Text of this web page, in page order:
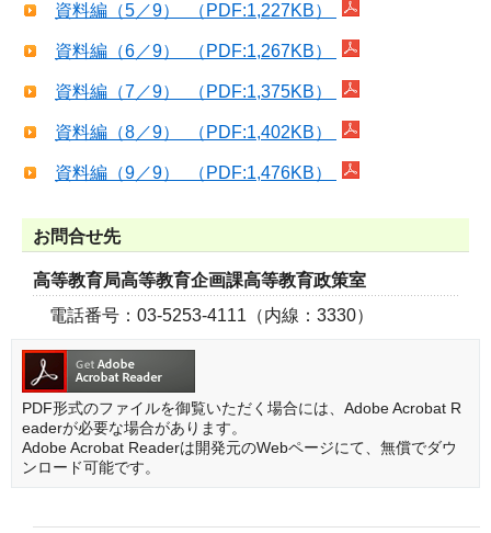
資料編（5／9） （PDF:1,227KB）
資料編（6／9） （PDF:1,267KB）
資料編（7／9） （PDF:1,375KB）
資料編（8／9） （PDF:1,402KB）
資料編（9／9） （PDF:1,476KB）
お問合せ先
高等教育局高等教育企画課高等教育政策室
電話番号：03-5253-4111（内線：3330）
PDF形式のファイルを御覧いただく場合には、Adobe Acrobat R
eaderが必要な場合があります。
Adobe Acrobat Readerは開発元のWebページにて、無償でダウ
ンロード可能です。